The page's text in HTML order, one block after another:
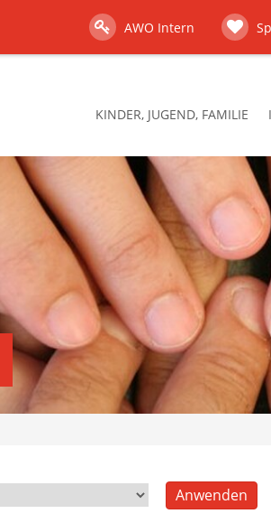
AWO Intern
KINDER, JUGEND, FAMILIE